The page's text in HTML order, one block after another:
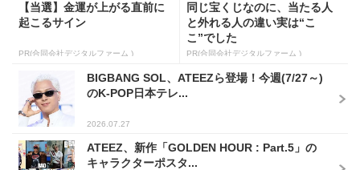
【当選】金運が上がる直前に
起こるサイン
PR(合同会社デジタルファーム )
同じ宝くじなのに、当たる人
と外れる人の違い実は“こ
こ”でした
PR(合同会社デジタルファーム )
BIGBANG SOL、ATEEZら登場！今週(7/27～)
のK-POP日本テレ...
2026.07.27
ATEEZ、新作「GOLDEN HOUR : Part.5」の
キャラクターポスタ...